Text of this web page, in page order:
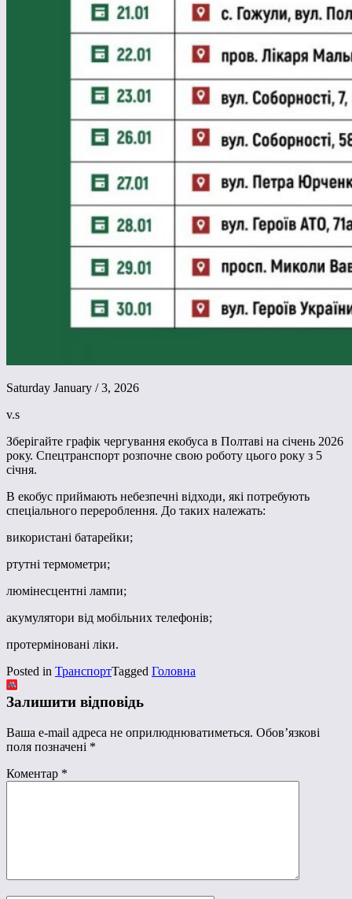
Saturday January / 3, 2026
v.s
Зберігайте графік чергування екобуса в Полтаві на січень 2026
року. Спецтранспорт розпочне свою роботу цього року з 5
січня.
В екобус приймають небезпечні відходи, які потребують
спеціального перероблення. До таких належать:
використані батарейки;
ртутні термометри;
люмінесцентні лампи;
акумулятори від мобільних телефонів;
протерміновані ліки.
Posted in ТранспортTagged Головна
Залишити відповідь
Ваша e-mail адреса не оприлюднюватиметься. Обов’язкові
поля позначені *
Коментар *